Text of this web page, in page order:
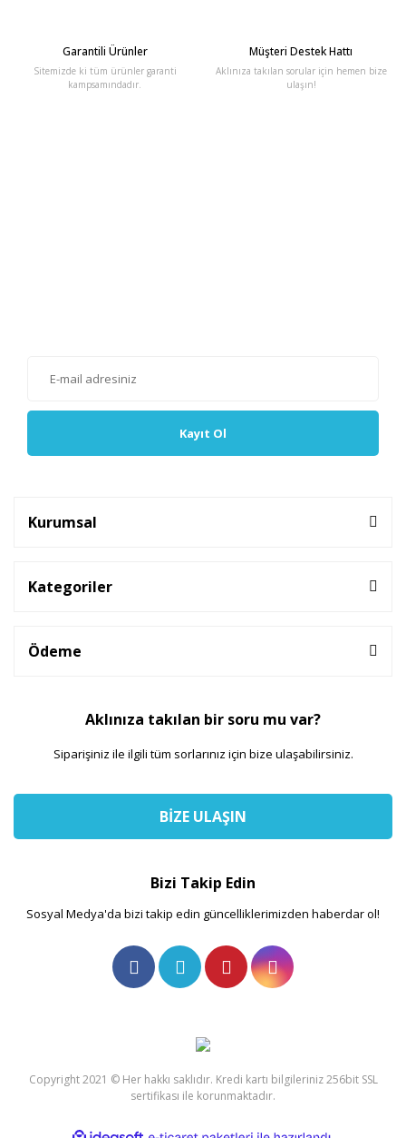
Garantili Ürünler
Sitemizde ki tüm ürünler garanti
kampsamındadır.
Müşteri Destek Hattı
Aklınıza takılan sorular için hemen bize
ulaşın!
Kayıt Ol
Kurumsal
Kategoriler
Ödeme
Aklınıza takılan bir soru mu var?
Siparişiniz ile ilgili tüm sorlarınız için bize ulaşabilirsiniz.
BİZE ULAŞIN
Bizi Takip Edin
Sosyal Medya'da bizi takip edin güncelliklerimizden haberdar ol!
Copyright 2021 © Her hakkı saklıdır. Kredi kartı bilgileriniz 256bit SSL
sertifikası ile korunmaktadır.